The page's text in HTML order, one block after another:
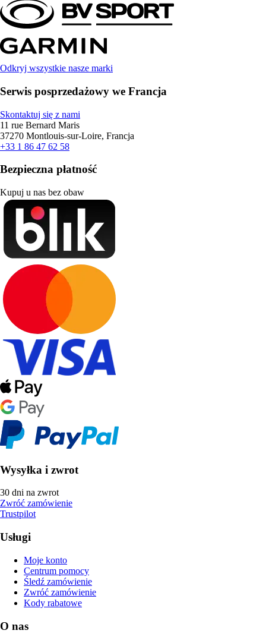
Odkryj wszystkie nasze marki
Serwis posprzedażowy we Francja
Skontaktuj się z nami
11 rue Bernard Maris
37270 Montlouis-sur-Loire, Francja
+33 1 86 47 62 58
Bezpieczna płatność
Kupuj u nas bez obaw
Wysyłka i zwrot
30 dni na zwrot
Zwróć zamówienie
Trustpilot
Usługi
Moje konto
Centrum pomocy
Śledź zamówienie
Zwróć zamówienie
Kody rabatowe
O nas